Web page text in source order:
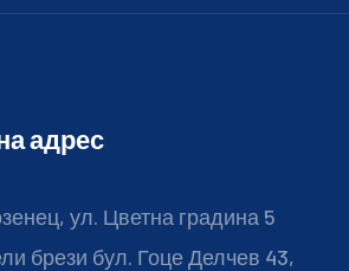
адрес
ул. Цветна градина 5
брези бул. Гоце Делчев 43,